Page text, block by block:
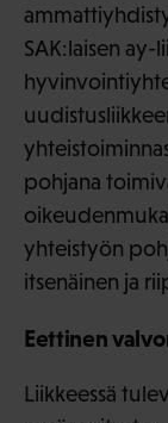
SAK:laisen ay-
pohjana
yhteistyön
itsenäinen ja
Eettinen
Liikkeessä